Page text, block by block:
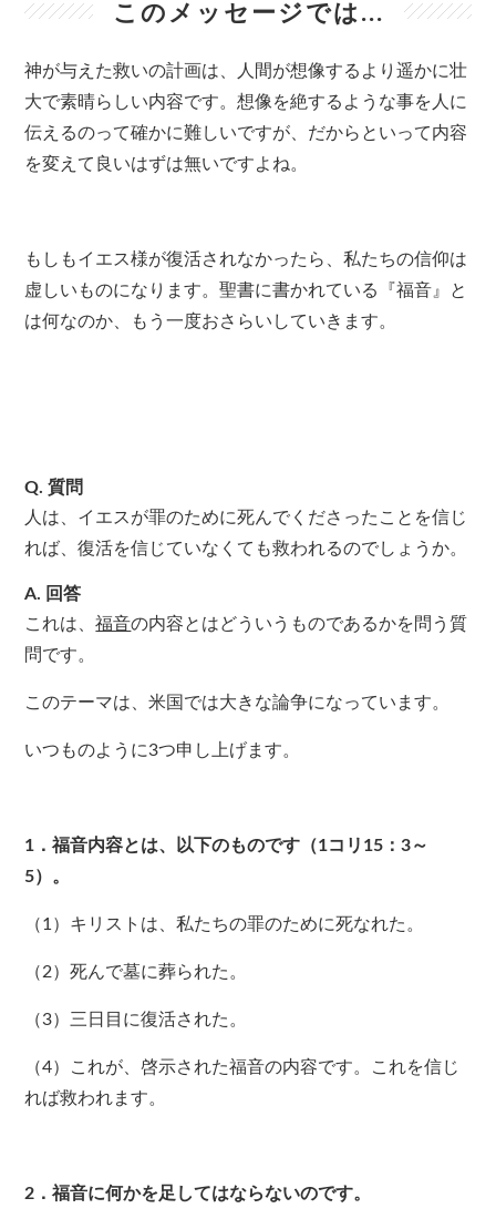
このメッセージでは...
神が与えた救いの計画は、人間が想像するより遥かに壮
大で素晴らしい内容です。想像を絶するような事を人に
伝えるのって確かに難しいですが、だからといって内容
を変えて良いはずは無いですよね。
もしもイエス様が復活されなかったら、私たちの信仰は
虚しいものになります。聖書に書かれている『福音』と
は何なのか、もう一度おさらいしていきます。
Q. 質問
人は、イエスが罪のために死んでくださったことを信じ
れば、復活を信じていなくても救われるのでしょうか。
A. 回答
これは、福音の内容とはどういうものであるかを問う質
問です。
このテーマは、米国では大きな論争になっています。
いつものように3つ申し上げます。
1．福音内容とは、以下のものです（1コリ15：3～
5）。
（1）キリストは、私たちの罪のために死なれた。
（2）死んで墓に葬られた。
（3）三日目に復活された。
（4）これが、啓示された福音の内容です。これを信じ
れば救われます。
2．福音に何かを足してはならないのです。